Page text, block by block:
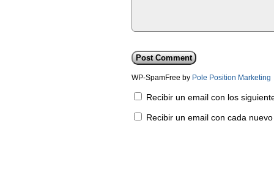
WP-SpamFree by Pole Position Marketing
Recibir un email con los
Recibir un email con cada